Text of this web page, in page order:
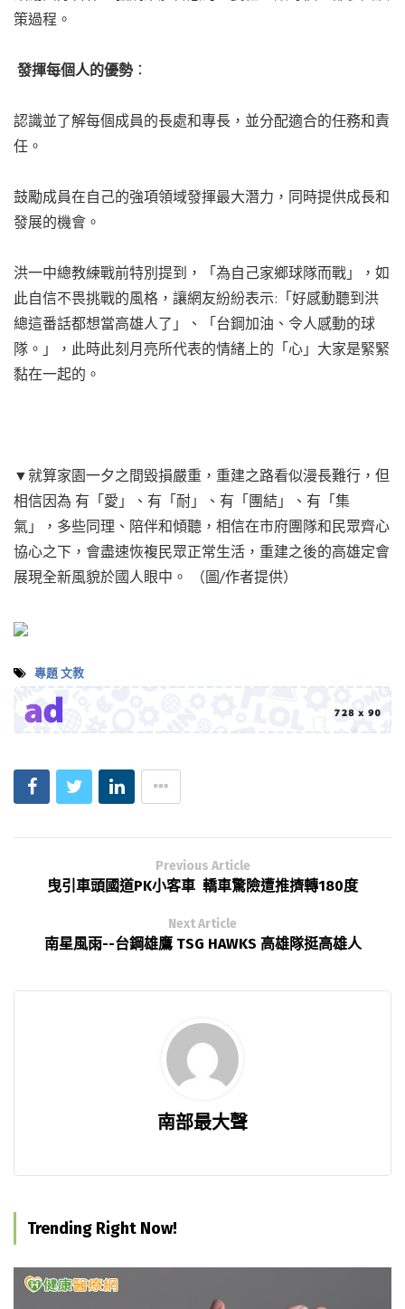
策過程。
發揮每個人的優勢：
認識並了解每個成員的長處和專長，並分配適合的任務和責
任。
鼓勵成員在自己的強項領域發揮最大潛力，同時提供成長和
發展的機會。
洪一中總教練戰前特別提到，「為自己家鄉球隊而戰」，如
此自信不畏挑戰的風格，讓網友紛紛表示:「好感動聽到洪
總這番話都想當高雄人了」、「台鋼加油、令人感動的球
隊。」，此時此刻月亮所代表的情緒上的「心」大家是緊緊
黏在一起的。
▼就算家園一夕之間毀損嚴重，重建之路看似漫長難行，但
相信因為 有「愛」、有「耐」、有「團結」、有「集
氣」，多些同理、陪伴和傾聽，相信在市府團隊和民眾齊心
協心之下，會盡速恢複民眾正常生活，重建之後的高雄定會
展現全新風貌於國人眼中。 （圖/作者提供）
專題 文教
Previous Article
曳引車頭國道PK小客車 轎車驚險遭推擠轉180度
Next Article
南星風雨--台鋼雄鷹 TSG HAWKS 高雄隊挺高雄人
南部最大聲
Trending Right Now!